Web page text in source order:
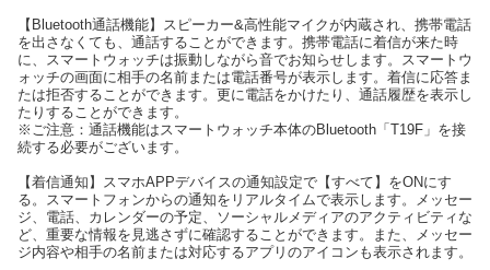
【Bluetooth通話機能】スピーカー&高性能マイクが内蔵され、携帯電話
を出さなくても、通話することができます。携帯電話に着信が来た時
に、スマートウォッチは振動しながら音でお知らせします。スマートウ
ォッチの画面に相手の名前または電話番号が表示します。着信に応答ま
たは拒否することができます。更に電話をかけたり、通話履歴を表示し
たりすることができます。
※ご注意：通話機能はスマートウォッチ本体のBluetooth「T19F」を接
続する必要がございます。
【着信通知】スマホAPPデバイスの通知設定で【すべて】をONにす
る。スマートフォンからの通知をリアルタイムで表示します。メッセー
ジ、電話、カレンダーの予定、ソーシャルメディアのアクティビティな
ど、重要な情報を見逃さずに確認することができます。また、メッセー
ジ内容や相手の名前または対応するアプリのアイコンも表示されます。